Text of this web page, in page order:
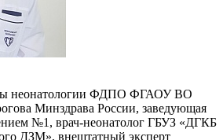
неонатологии ФДПО ФГАОУ ВО
Минздрава России, заведующая
№1, врач-неонатолог ГБУЗ «ДГКБ
ДЗМ», внештатный эксперт